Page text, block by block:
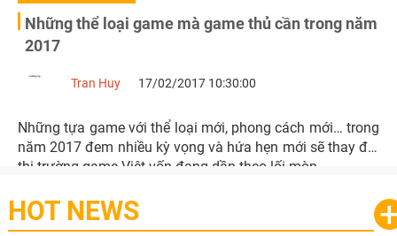
Những thể loại game mà game thủ cần trong năm
2017
Tran Huy 17/02/2017 10:30:00
Những tựa game với thể loại mới, phong cách mới… trong
năm 2017 đem nhiều kỳ vọng và hứa hẹn mới sẽ thay đổi
thị trường game Việt vốn đang dần theo lối mòn.
HOT NEWS